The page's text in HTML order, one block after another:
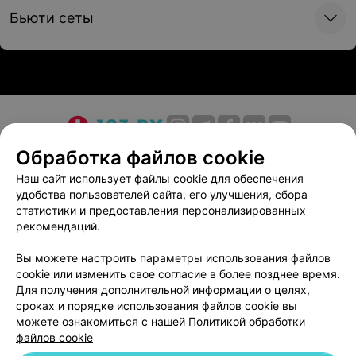
Цена по запросу
Цена по запросу
Моделирование бровей
Цена по запросу
Коррекция и окрашивание бровей
Цена по запросу
Коррекция и окрашивание бровей хной
Цена по запросу
Бьюти сеты
О проекте Новости проекта
Размещение рекламы
Медицинский маркетинг
Публичный договор
Пользовательское соглашение
Способы оплаты
Вакансии
Партнеры
Написать в поддержку
Персональные настройки cookie
Обработка персональных данных
Обработка файлов cookie
Наш сайт использует файлы cookie для обеспечения
удобства пользователей сайта, его улучшения, сбора
статистики и предоставления персонализированных
рекомендаций.
Вы можете настроить параметры использования файлов
cookie или изменить свое согласие в более позднее время.
Для получения дополнительной информации о целях,
сроках и порядке использования файлов cookie вы
можете ознакомиться с нашей Политикой обработки
файлов cookie